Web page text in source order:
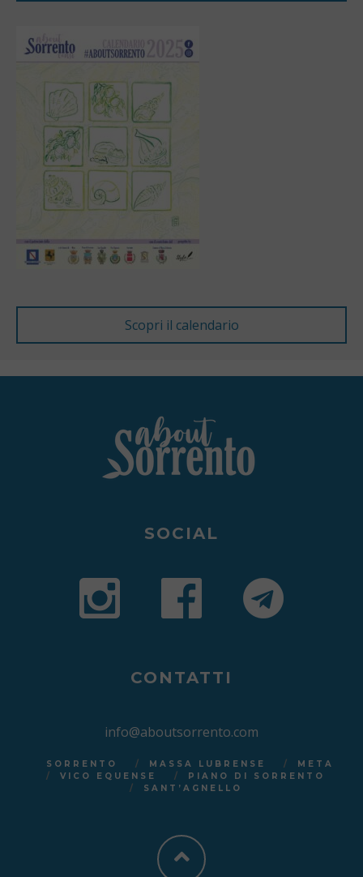
SOCIAL
CONTATTI
info@aboutsorrento.com
SORRENTO MASSA LUBRENSE
META
VICO EQUENSE
PIANO DI SORRENTO
SANT’AGNELLO